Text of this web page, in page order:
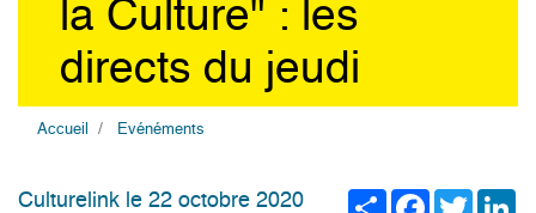
la Culture" : les
directs du jeudi
Accueil Evénéments
ShareFacebook
Twitter
Culturelink le 22 octobre 2020